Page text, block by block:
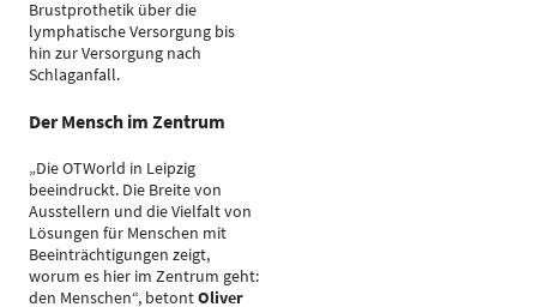
Brustprothetik über die
lymphatische Versorgung bis
hin zur Versorgung nach
Schlaganfall.
Der Mensch im Zentrum
„Die OTWorld in Leipzig
beeindruckt. Die Breite von
Ausstellern und die Vielfalt von
Lösungen für Menschen mit
Beeinträchtigungen zeigt,
worum es hier im Zentrum geht:
den Menschen“, betontOliver